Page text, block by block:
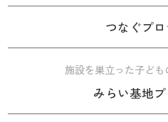
つなぐプ
施設を巣立った子ど
みらい基地